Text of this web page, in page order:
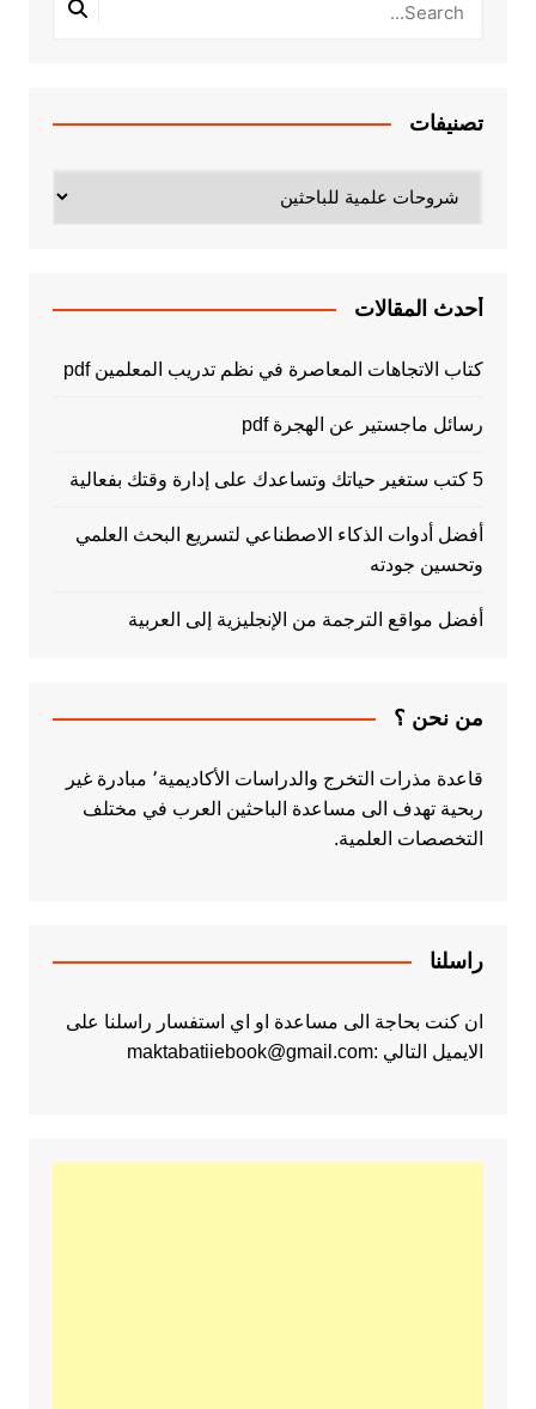
تصنيفات
أحدث المقالات
كتاب الاتجاهات المعاصرة في نظم تدريب المعلمين pdf
رسائل ماجستير عن الهجرة pdf
5 كتب ستغير حياتك وتساعدك على إدارة وقتك بفعالية
أفضل أدوات الذكاء الاصطناعي لتسريع البحث العلمي
وتحسين جودته
أفضل مواقع الترجمة من الإنجليزية إلى العربية
من نحن ؟
قاعدة مذرات التخرج والدراسات الأكاديمية٬ مبادرة غير
ربحية تهدف الى مساعدة الباحثين العرب في مختلف
التخصصات العلمية.
راسلنا
ان كنت بحاجة الى مساعدة او اي استفسار راسلنا على
الايميل التالي :maktabatiiebook@gmail.com